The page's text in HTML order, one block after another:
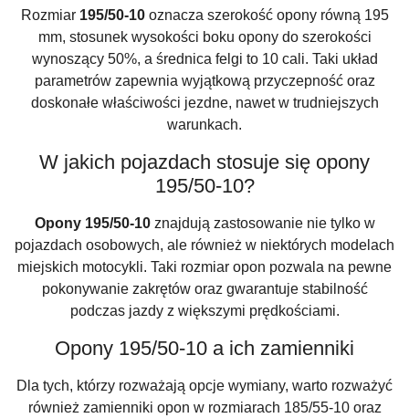
Rozmiar 195/50-10oznacza szerokość opony równą 195
mm, stosunek wysokości boku opony do szerokości
wynoszący 50%, a średnica felgi to 10 cali. Taki układ
parametrów zapewnia wyjątkową przyczepność oraz
doskonałe właściwości jezdne, nawet w trudniejszych
warunkach.
W jakich pojazdach stosuje się opony
195/50-10?
Opony 195/50-10znajdują zastosowanie nie tylko w
pojazdach osobowych, ale również w niektórych modelach
miejskich motocykli. Taki rozmiar opon pozwala na pewne
pokonywanie zakrętów oraz gwarantuje stabilność
podczas jazdy z większymi prędkościami.
Opony 195/50-10 a ich zamienniki
Dla tych, którzy rozważają opcje wymiany, warto rozważyć
również zamienniki opon w rozmiarach 185/55-10 oraz